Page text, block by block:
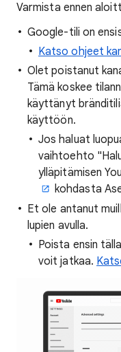
Varmista ennen
Google-tili on
Katso ohjeet
Olet poistanut
Tämä koskee
käyttänyt
käyttöön.
Jos haluat
vaihtoehto
ylläpitämisen
kohdasta
Et ole antanut
lupien avulla.
Poista ensin
voit jatkaa.